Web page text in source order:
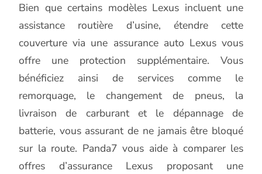
Bien que certains modèles Lexus incluent une
assistance routière d’usine, étendre cette
couverture via une assurance auto Lexus vous
offre une protection supplémentaire. Vous
bénéficiez ainsi de services comme le
remorquage, le changement de pneus, la
livraison de carburant et le dépannage de
batterie, vous assurant de ne jamais être bloqué
sur la route. Panda7 vous aide à comparer les
offres d’assurance Lexus proposant une